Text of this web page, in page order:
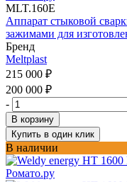
MLT.160E
Аппарат стыковой
зажимами для
Бренд
Meltplast
215 000 ₽
200 000 ₽
-
В корзину
Купить в один клик
В наличии